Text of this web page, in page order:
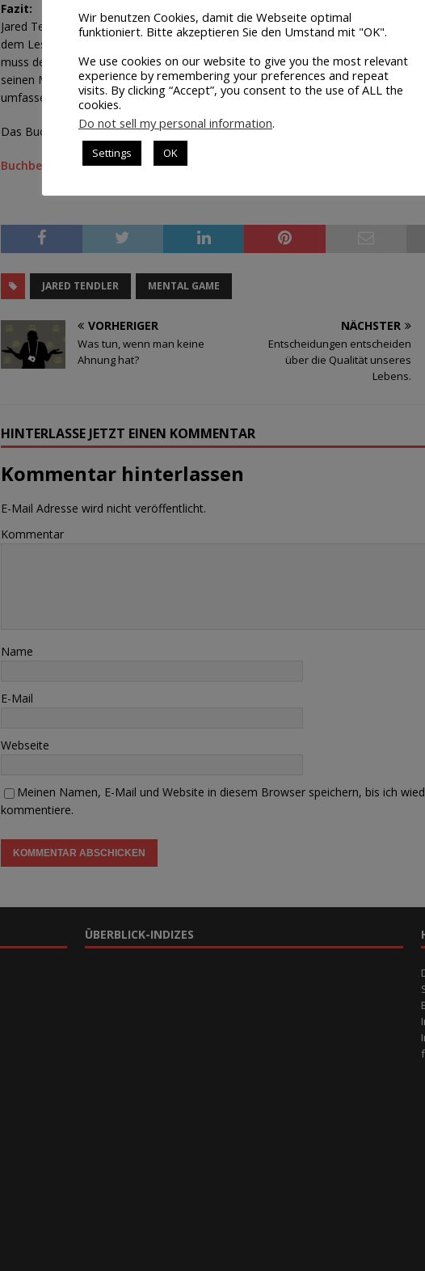
Fazit:
Jared Tendler will dem Trader helfen, sein Potenzial auszuschöpfen. Es geht
dem Leser verrückte Handelsprinzipien zu verkaufen. Um von diesem Buch zu
muss der Trader schon sein Handwerk weitgehend beherrschen. Nur wenn der
seinen Möglichkeiten bleibt, kommt Jared Tendler ins Spiel. Seine Ratschläge
umfassenden Ansatz, um an die Spitze des Trading-Olymps zu gelangen.
Das Buch „Mental Game of Trading“ gibt es im Buchhandel für 35 Euro zu kaufen.
Buchbestellung über Amazon, hier
JARED TENDLER MENTAL GAME
VORHERIGER
Was tun, wenn man keine
Ahnung hat?
NÄCHSTER
Entscheidungen entscheiden
über die Qualität unseres
Lebens.
HINTERLASSE JETZT EINEN KOMMENTAR
Kommentar hinterlassen
E-Mail Adresse wird nicht veröffentlicht.
Kommentar
Name
E-Mail
Webseite
Meinen Namen, E-Mail und Website in diesem Browser speichern, bis ich
kommentiere.
ÜBERBLICK-INDIZES
Wir benutzen Cookies, damit die Webseite optimal
funktioniert. Bitte akzeptieren Sie den Umstand mit "OK".
We use cookies on our website to give you the most relevant
experience by remembering your preferences and repeat
visits. By clicking “Accept”, you consent to the use of ALL the
cookies.
Do not sell my personal information.
Settings OK